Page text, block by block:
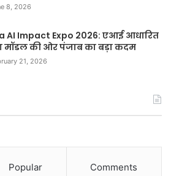
8, 2026
AI Impact Expo 2026: एआई आधारित
मॉडल की ओर पंजाब का बड़ा कदम
21, 2026
Popular Comments